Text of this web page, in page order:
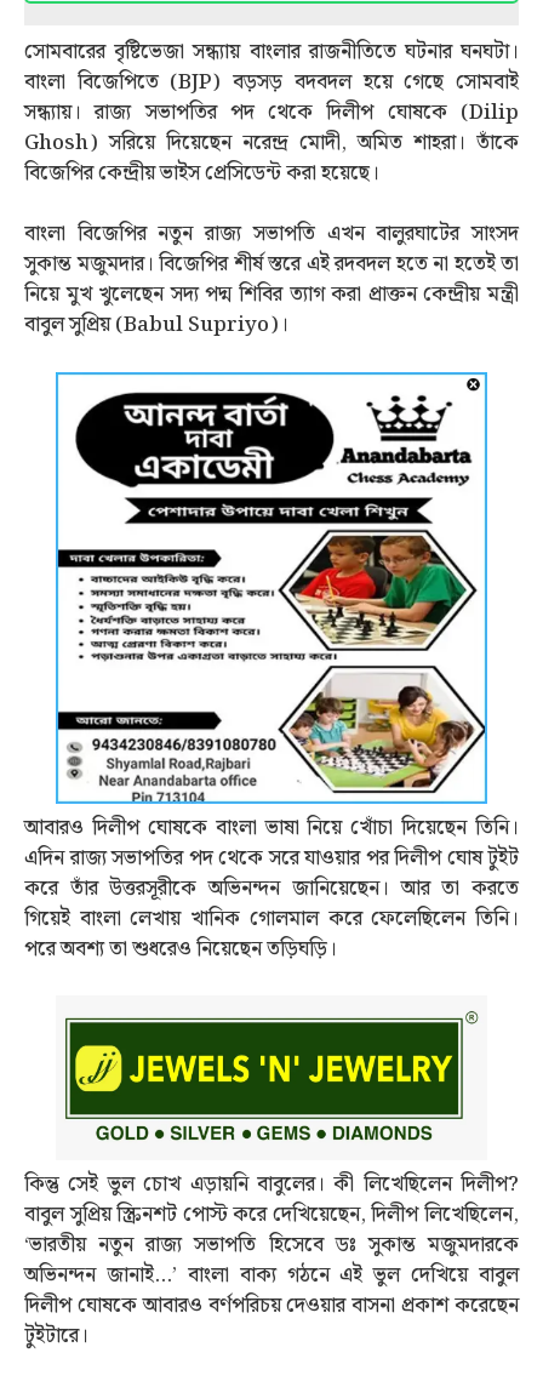
সোমবারের বৃষ্টিভেজা সন্ধ্যায় বাংলার রাজনীতিতে ঘটনার ঘনঘটা।
বাংলা বিজেপিতে (BJP) বড়সড় বদবদল হয়ে গেছে সোমবাই
সন্ধ্যায়। রাজ্য সভাপতির পদ থেকে দিলীপ ঘোষকে (Dilip
Ghosh) সরিয়ে দিয়েছেন নরেন্দ্র মোদী, অমিত শাহরা। তাঁকে
বিজেপির কেন্দ্রীয় ভাইস প্রেসিডেন্ট করা হয়েছে।
বাংলা বিজেপির নতুন রাজ্য সভাপতি এখন বালুরঘাটের সাংসদ
সুকান্ত মজুমদার। বিজেপির শীর্ষ স্তরে এই রদবদল হতে না হতেই তা
নিয়ে মুখ খুলেছেন সদ্য পদ্ম শিবির ত্যাগ করা প্রাক্তন কেন্দ্রীয় মন্ত্রী
বাবুল সুপ্রিয় (Babul Supriyo)।
আবারও দিলীপ ঘোষকে বাংলা ভাষা নিয়ে খোঁচা দিয়েছেন তিনি।
এদিন রাজ্য সভাপতির পদ থেকে সরে যাওয়ার পর দিলীপ ঘোষ টুইট
করে তাঁর উত্তরসূরীকে অভিনন্দন জানিয়েছেন। আর তা করতে
গিয়েই বাংলা লেখায় খানিক গোলমাল করে ফেলেছিলেন তিনি।
পরে অবশ্য তা শুধরেও নিয়েছেন তড়িঘড়ি।
কিন্তু সেই ভুল চোখ এড়ায়নি বাবুলের। কী লিখেছিলেন দিলীপ?
বাবুল সুপ্রিয় স্ক্রিনশট পোস্ট করে দেখিয়েছেন, দিলীপ লিখেছিলেন,
‘ভারতীয় নতুন রাজ্য সভাপতি হিসেবে ডঃ সুকান্ত মজুমদারকে
অভিনন্দন জানাই…’ বাংলা বাক্য গঠনে এই ভুল দেখিয়ে বাবুল
দিলীপ ঘোষকে আবারও বর্ণপরিচয় দেওয়ার বাসনা প্রকাশ করেছেন
টুইটারে।